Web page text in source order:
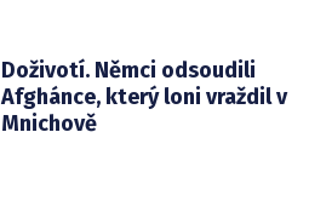
Doživotí. Němci odsoudili
Afghánce, který loni vraždil v
Mnichově